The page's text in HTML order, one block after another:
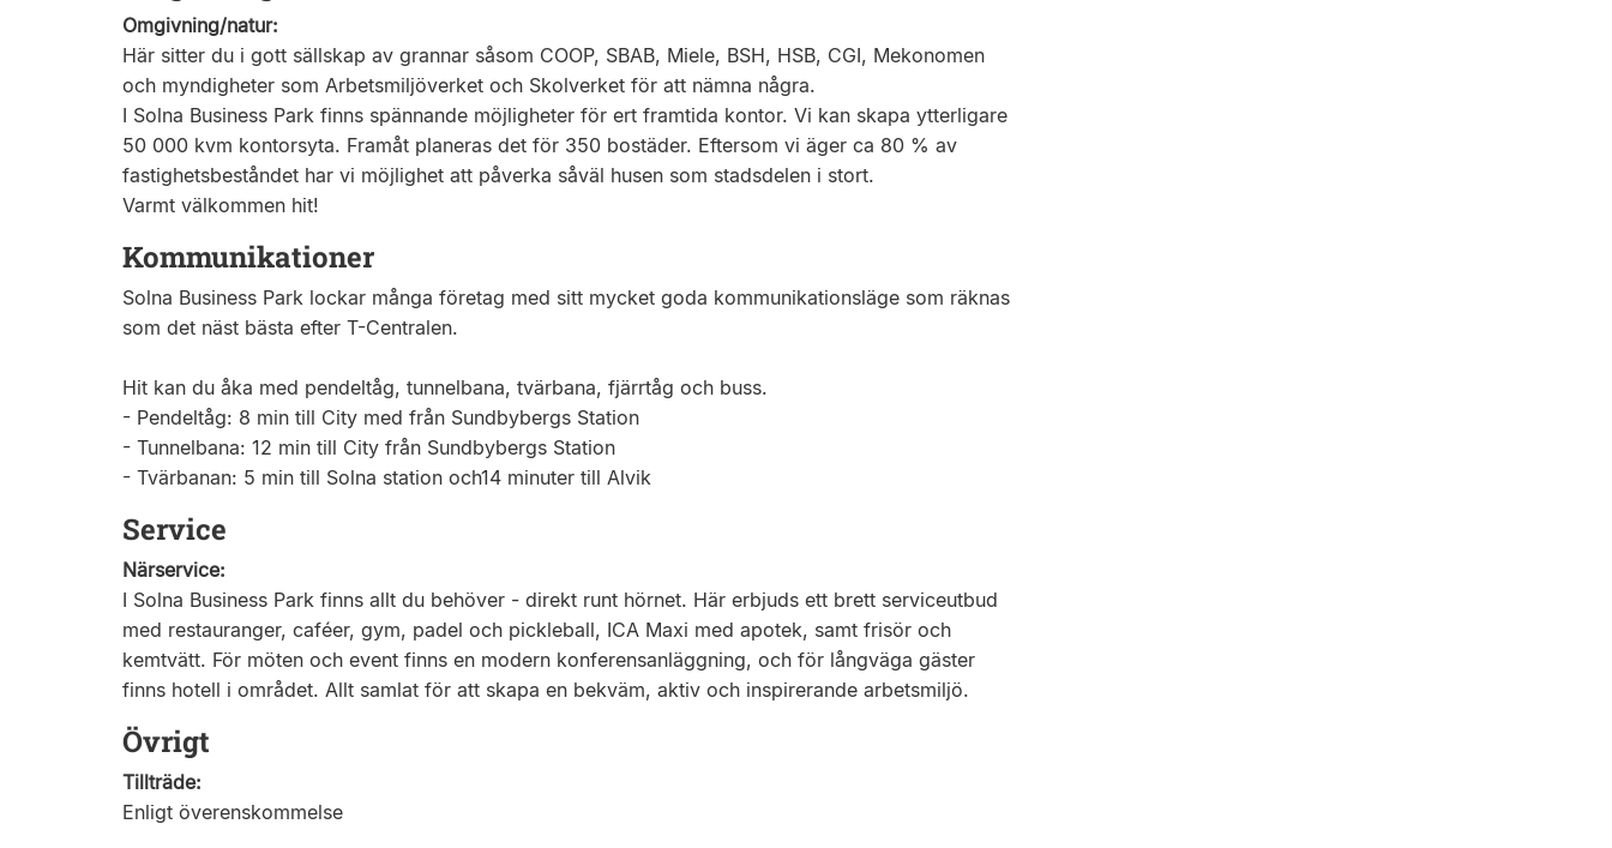
Omgivning/natur:
Här sitter du i gott sällskap av grannar såsom COOP, SBAB, Miele, BSH, HSB, CGI, Mekonomen
och myndigheter som Arbetsmiljöverket och Skolverket för att nämna några.
I Solna Business Park finns spännande möjligheter för ert framtida kontor. Vi kan skapa ytterligare
50 000 kvm kontorsyta. Framåt planeras det för 350 bostäder. Eftersom vi äger ca 80 % av
fastighetsbeståndet har vi möjlighet att påverka såväl husen som stadsdelen i stort.
Varmt välkommen hit!
Kommunikationer
Solna Business Park lockar många företag med sitt mycket goda kommunikationsläge som räknas
som det näst bästa efter T-Centralen.
Hit kan du åka med pendeltåg, tunnelbana, tvärbana, fjärrtåg och buss.
- Pendeltåg: 8 min till City med från Sundbybergs Station
- Tunnelbana: 12 min till City från Sundbybergs Station
- Tvärbanan: 5 min till Solna station och14 minuter till Alvik
Service
Närservice:
I Solna Business Park finns allt du behöver - direkt runt hörnet. Här erbjuds ett brett serviceutbud
med restauranger, caféer, gym, padel och pickleball, ICA Maxi med apotek, samt frisör och
kemtvätt. För möten och event finns en modern konferensanläggning, och för långväga gäster
finns hotell i området. Allt samlat för att skapa en bekväm, aktiv och inspirerande arbetsmiljö.
Övrigt
Tillträde:
Enligt överenskommelse